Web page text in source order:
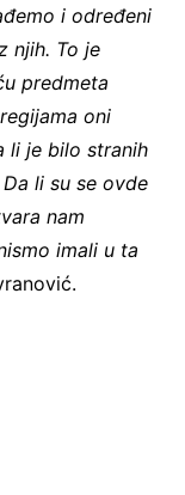
i određeni
njih. To je
predmeta
oni
li je bilo stranih
li su se ovde
nam
imali u ta